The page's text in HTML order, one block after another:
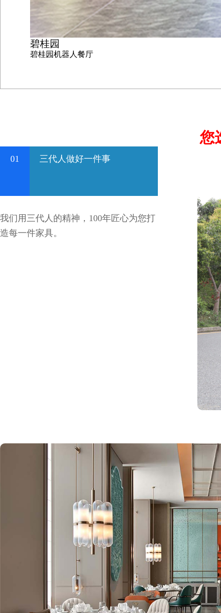
碧桂园
碧桂园机器人餐厅
您
01 三代人做好一件事
我们用三代人的精神，100年匠心为您打
造每一件家具。